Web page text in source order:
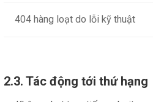
404 hàng loạt do lỗi kỹ thuật
2.3. Tác động tới thứ hạng